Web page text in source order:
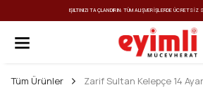
IŞILTINIZI TAÇLANDIRIN: TÜM ALIŞVERIŞLERDE ÜCRETSIZ
Tüm Ürünler Zarif Sultan Kelepçe 14